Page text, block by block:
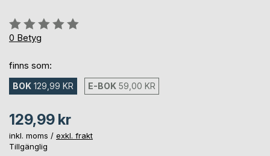
Betyg::
0%
0 Betyg
finns som:
BOK 129,99 KR E-BOK 59,00 KR
129,99 kr
inkl. moms / exkl. frakt
Tillgänglig